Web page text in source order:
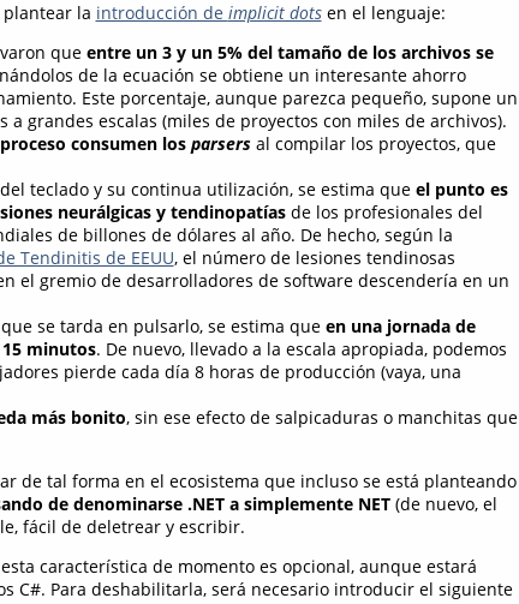
plantear la introducción de implicit dotsen el lenguaje:
que entre un 3 y un 5% del tamaño de los archivos se
de la ecuación se obtiene un interesante ahorro
Este porcentaje, aunque parezca pequeño, supone un
grandes escalas (miles de proyectos con miles de archivos).
consumen los parsersal compilar los proyectos, que
teclado y su continua utilización, se estima que el punto es
neurálgicas y tendinopatíasde los profesionales del
de billones de dólares al año. De hecho, según la
Tendinitis de EEUU, el número de lesiones tendinosas
el gremio de desarrolladores de software descendería en un
se tarda en pulsarlo, se estima que en una jornada de
minutos. De nuevo, llevado a la escala apropiada, podemos
pierde cada día 8 horas de producción (vaya, una
más bonito, sin ese efecto de salpicaduras o manchitas que
de tal forma en el ecosistema que incluso se está planteando
de denominarse .NET a simplemente NET(de nuevo, el
fácil de deletrear y escribir.
característica de momento es opcional, aunque estará
C#. Para deshabilitarla, será necesario introducir el siguiente